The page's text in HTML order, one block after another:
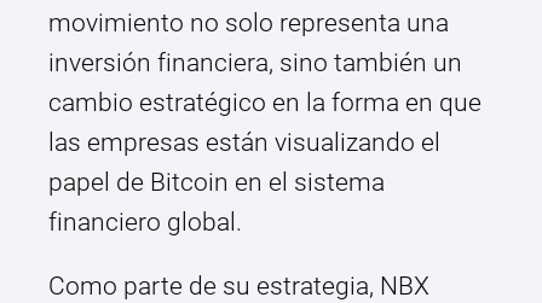
movimiento no solo representa una
inversión financiera, sino también un
cambio estratégico en la forma en que
las empresas están visualizando el
papel de Bitcoin en el sistema
financiero global.
Como parte de su estrategia, NBX